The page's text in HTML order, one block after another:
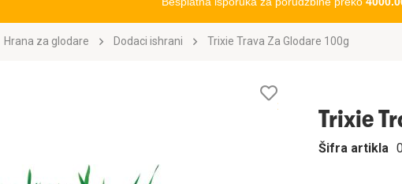
Hrana za glodare Dodaci ishrani Trixie Trava Za Glodare 100g
želja
Trixie
Šifra artikla